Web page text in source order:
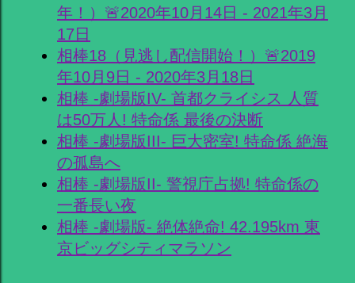
年！）🚨2020年10月14日 - 2021年3月
17日
相棒18（見逃し配信開始！）🚨2019
年10月9日 - 2020年3月18日
相棒 -劇場版IV- 首都クライシス 人質
は50万人! 特命係 最後の決断
相棒 -劇場版III- 巨大密室! 特命係 絶海
の孤島へ
相棒 -劇場版II- 警視庁占拠! 特命係の
一番長い夜
相棒 -劇場版- 絶体絶命! 42.195km 東
京ビッグシティマラソン